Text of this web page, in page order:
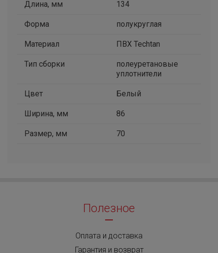
Длина, мм 134
Форма полукруглая
Материал ПВХ Techtan
Тип сборки
полеуретановые
уплотнители
Цвет Белый
Ширина, мм 86
Размер, мм 70
Полезное
Оплата и доставка
Гарантия и возврат